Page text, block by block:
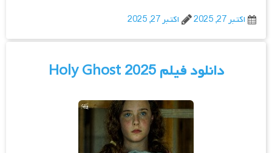
اکتبر 27, 2025
اکتبر 27, 2025
دانلود فیلم Holy Ghost 2025